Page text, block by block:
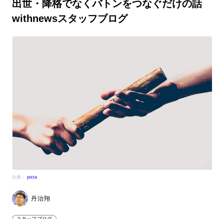
出世・降格でなくバトンをつなぐだけの話
withnewsスタッフブログ
出典： pixta
丹治翔